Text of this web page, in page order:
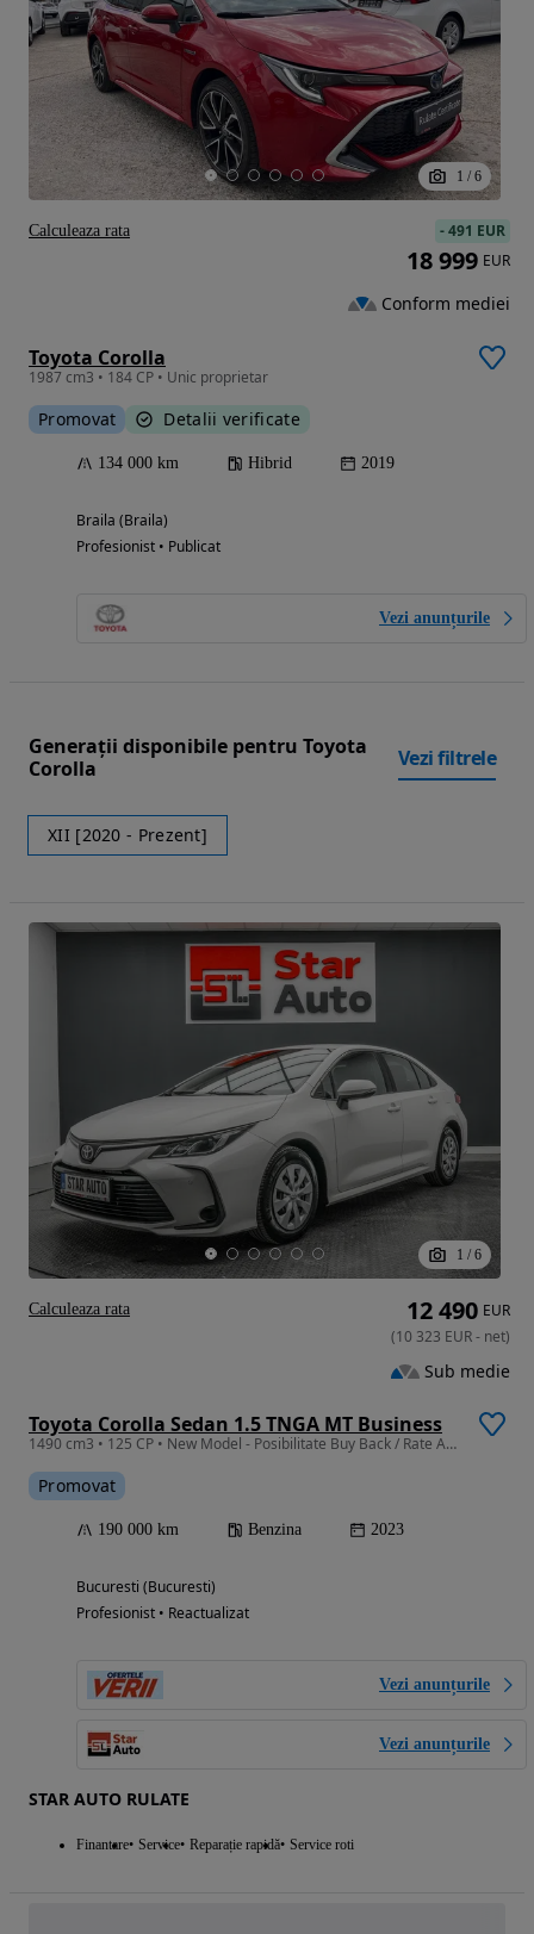
1 / 6
Toyota Corolla
1987 cm3 • 184 CP • Unic proprietar
Promovat Detalii verificate
134 000 km Hibrid 2019
Braila (Braila)
Profesionist • Publicat
Vezi anunțurile
-491 EUR
18 999 EUR
Conform mediei
Calculeaza rata
Generații disponibile pentru Toyota
Corolla
Vezi filtrele
XII [2020 - Prezent]
1 / 6
Toyota Corolla Sedan 1.5 TNGA MT Business
1490 cm3 • 125 CP • New Model - Posibilitate Buy Back / Rate Avans 0% / Garantie 36 Luni
Promovat
190 000 km Benzina 2023
Bucuresti (Bucuresti)
Profesionist • Reactualizat
Vezi anunțurile
Vezi anunțurile
STAR AUTO RULATE
Finantare Service Reparație rapidă Service roti
12 490 EUR
(10 323 EUR- net)
Sub medie
Calculeaza rata